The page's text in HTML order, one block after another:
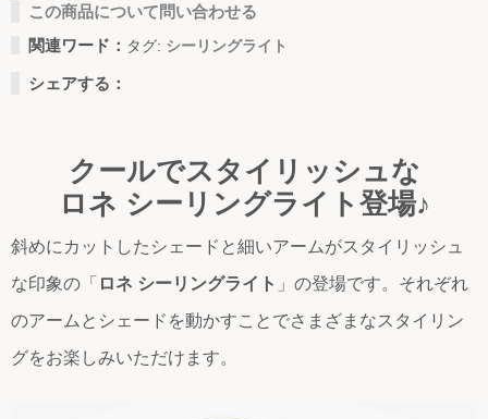
この商品について問い合わせる
関連ワード： タグ: シーリングライト
シェアする：
クールでスタイリッシュな
ロネ シーリングライト登場♪
斜めにカットしたシェードと細いアームがスタイリッシュ
な印象の「 ロネ シーリングライト 」の登場です。それぞれ
のアームとシェードを動かすことでさまざまなスタイリン
グをお楽しみいただけます。